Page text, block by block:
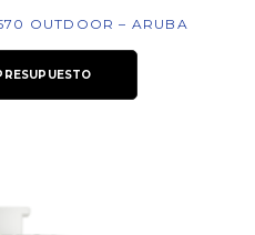
OUTDOOR – ARUBA